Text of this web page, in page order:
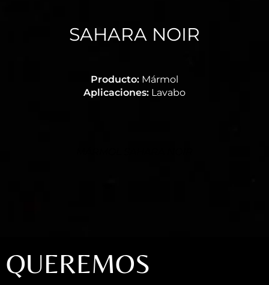
SAHARA NOIR
Producto: Mármol
Aplicaciones: Lavabo
QUEREMOS